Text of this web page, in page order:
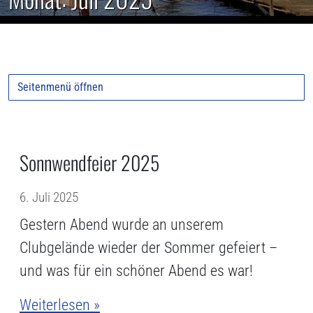
Sonnwendfeier 2025
6. Juli 2025
Gestern Abend wurde an unserem
Clubgelände wieder der Sommer gefeiert –
und was für ein schöner Abend es war!
Weiterlesen »
Seitenmenü öffnen